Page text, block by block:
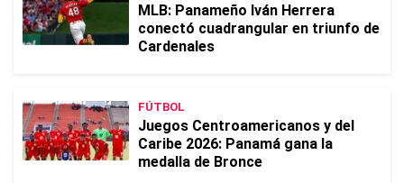
MLB: Panameño Iván Herrera
conectó cuadrangular en triunfo de
Cardenales
FÚTBOL
Juegos Centroamericanos y del
Caribe 2026: Panamá gana la
medalla de Bronce